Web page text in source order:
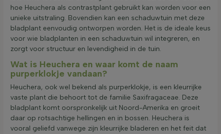
hoe Heuchera als contrastplant gebruikt kan worden voor een
unieke uitstraling. Bovendien kan een schaduwtuin met deze
bladplant eenvoudig ontworpen worden. Het is de ideale keus
voor wie bladplanten in een schaduwtuin wil integreren, en
zorgt voor structuur en levendigheid in de tuin.
Wat is Heuchera en waar komt de naam
purperklokje vandaan?
Heuchera, ook wel bekend als purperklokje, is een kleurrijke
vaste plant die behoort tot de familie Saxifragaceae. Deze
bladplant komt oorspronkelijk uit Noord-Amerika en groeit
daar op rotsachtige hellingen en in bossen. Heuchera is
vooral geliefd vanwege zijn kleurrijke bladeren en het feit dat